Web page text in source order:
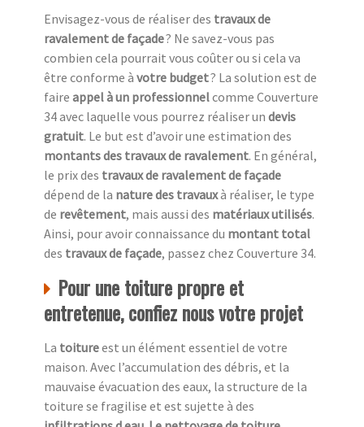
Envisagez-vous de réaliser des travaux de
ravalement de façade? Ne savez-vous pas
combien cela pourrait vous coûter ou si cela va
être conforme à votre budget? La solution est de
faire appel à un professionnelcomme Couverture
34 avec laquelle vous pourrez réaliser un devis
gratuit. Le but est d’avoir une estimation des
montants des travaux de ravalement. En général,
le prix des travaux de ravalement de façade
dépend de la nature des travauxà réaliser, le type
de revêtement, mais aussi des matériaux utilisés.
Ainsi, pour avoir connaissance du montant total
des travaux de façade, passez chez Couverture 34.
Pour une toiture propre et
entretenue, confiez nous votre projet
La toitureest un élément essentiel de votre
maison. Avec l’accumulation des débris, et la
mauvaise évacuation des eaux, la structure de la
toiture se fragilise et est sujette à des